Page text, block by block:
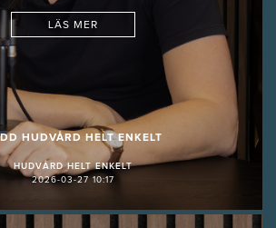
LÄS MER
HUDVÅRD HELT ENKELT
HUDVÅRD HELT ENKELT
2026-03-27 10:17